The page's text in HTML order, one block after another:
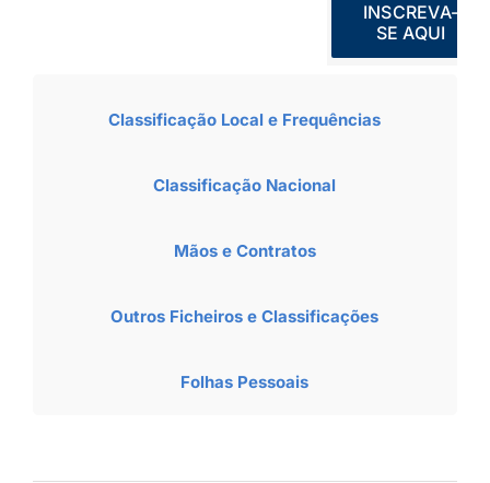
INSCREVA-
SE AQUI
Classificação Local e Frequências
Classificação Nacional
Mãos e Contratos
Outros Ficheiros e Classificações
Folhas Pessoais